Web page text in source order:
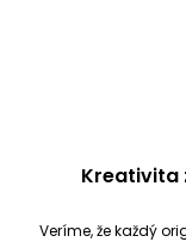
Kreativita
Veríme, že každý